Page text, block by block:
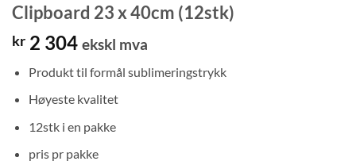
Clipboard 23 x 40cm (12stk)
kr 2 304 ekskl mva
Produkt til formål sublimeringstrykk
Høyeste kvalitet
12stk i en pakke
pris pr pakke